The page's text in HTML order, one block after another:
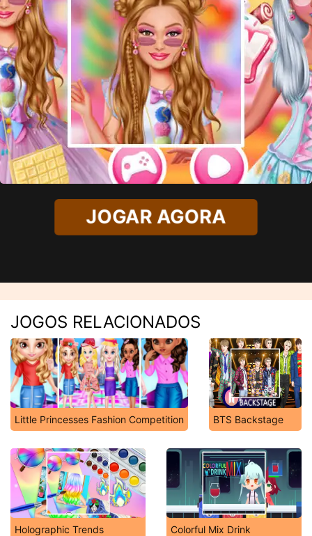
JOGAR AGORA
JOGOS RELACIONADOS
Little Princesses Fashion Competition BTS Backstage
Holographic Trends Colorful Mix Drink